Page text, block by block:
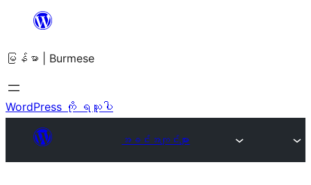
အကြောင်းအရာ
ကျော်သွား
ရန်
မြန်မာ | Burmese
WordPress ကို ရယူပါ
အခင်းအကျင်းများ